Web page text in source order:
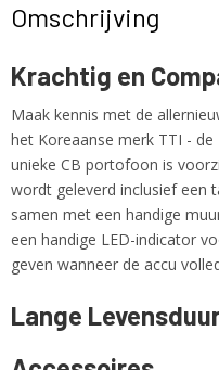
TCB-H100
8809075192311
TCB-H100
Netto gewicht
1,00 Kg
Omschrijving
Krachtig en
Maak kennis met de
het Koreaanse merk TTI -
unieke CB portofoon is
wordt geleverd inclusief een
samen met een handige
een handige LED-indicator
geven wanneer de accu
Lange